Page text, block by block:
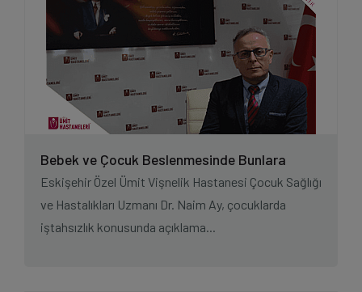
Bebek ve Çocuk Beslenmesinde Bunlara
Dikkat!
Eskişehir Özel Ümit Vişnelik Hastanesi Çocuk Sağlığı
ve Hastalıkları Uzmanı Dr. Naim Ay, çocuklarda
iştahsızlık konusunda açıklama...